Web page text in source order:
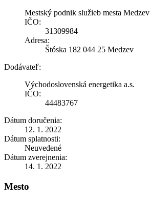
Mestský podnik služieb mesta Medzev
IČO:
31309984
Adresa:
Štóska 182 044 25 Medzev
Dodávateľ:
Východoslovenská energetika a.s.
IČO:
44483767
Dátum doručenia:
12. 1. 2022
Dátum splatnosti:
Neuvedené
Dátum zverejnenia:
14. 1. 2022
Mesto